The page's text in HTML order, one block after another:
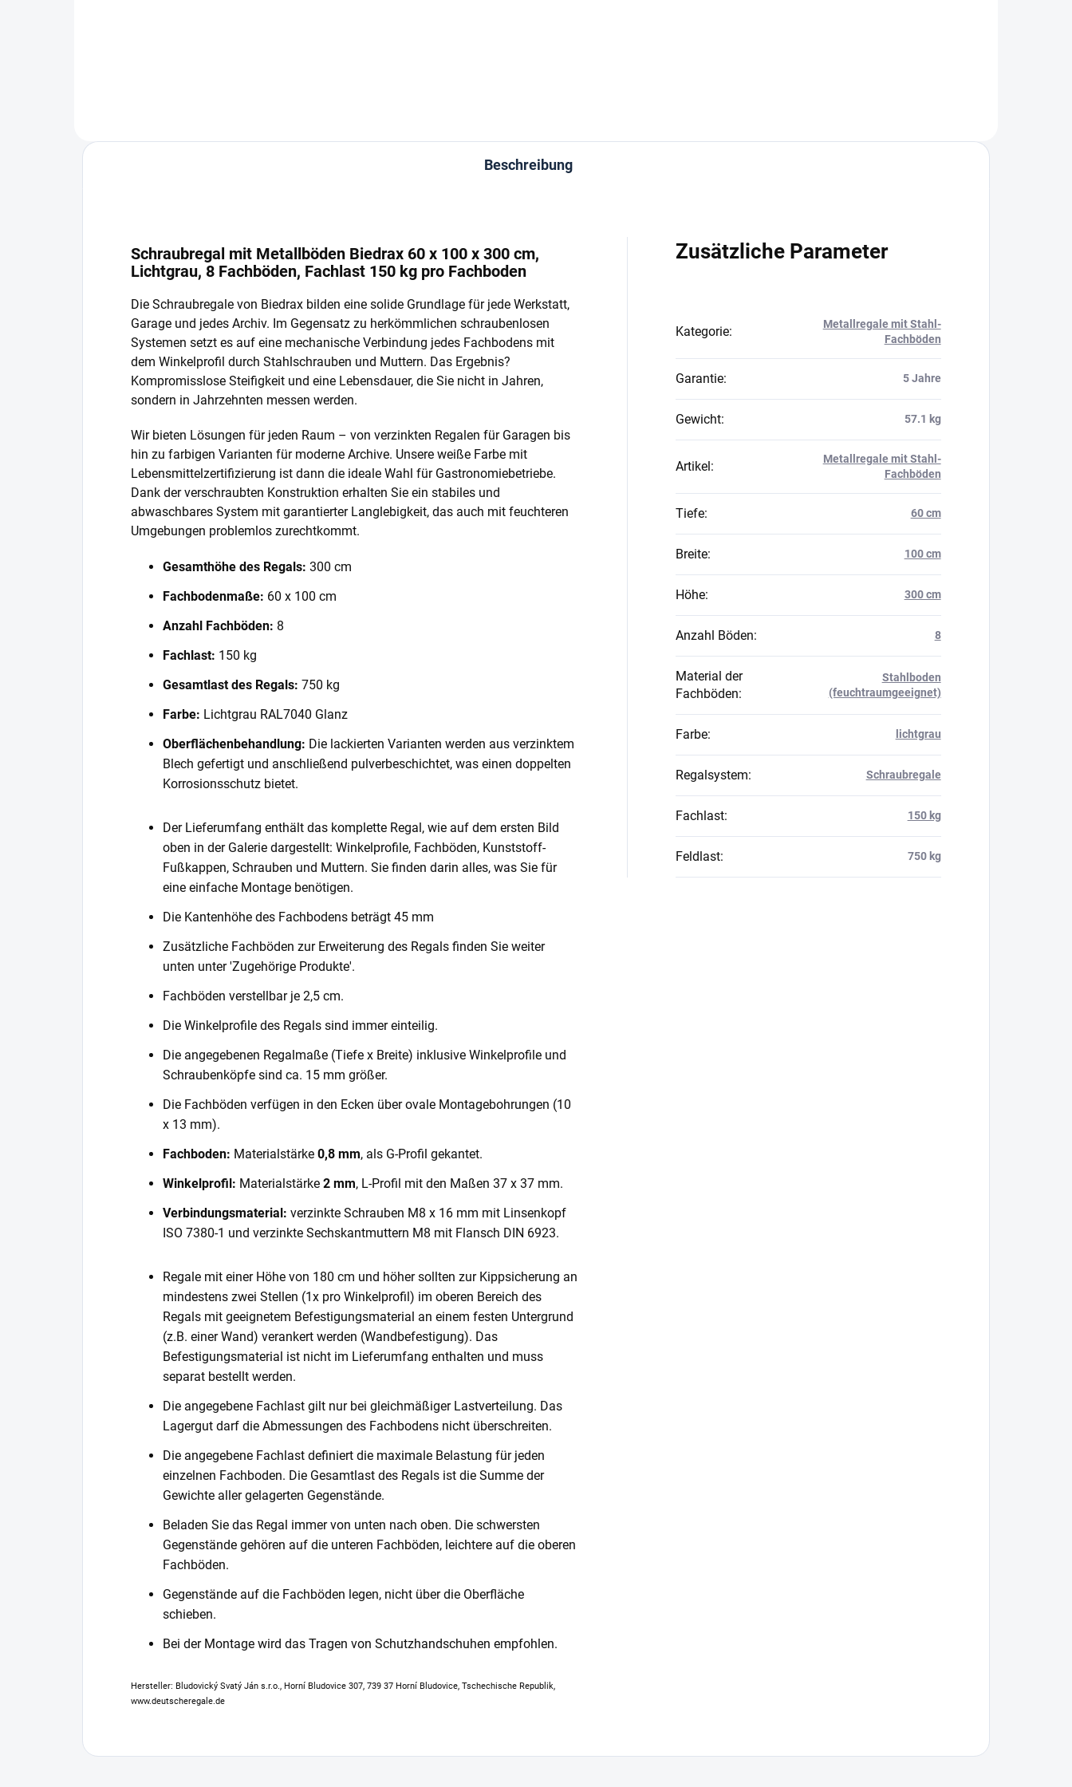
Beschreibung
Schraubregal mit Metallböden Biedrax 60 x 100 x 300 cm,
Lichtgrau, 8 Fachböden, Fachlast 150 kg pro Fachboden
Die Schraubregale von Biedrax bilden eine solide Grundlage für jede Werkstatt,
Garage und jedes Archiv. Im Gegensatz zu herkömmlichen schraubenlosen
Systemen setzt es auf eine mechanische Verbindung jedes Fachbodens mit
dem Winkelprofil durch Stahlschrauben und Muttern. Das Ergebnis?
Kompromisslose Steifigkeit und eine Lebensdauer, die Sie nicht in Jahren,
sondern in Jahrzehnten messen werden.
Wir bieten Lösungen für jeden Raum – von verzinkten Regalen für Garagen bis
hin zu farbigen Varianten für moderne Archive. Unsere weiße Farbe mit
Lebensmittelzertifizierung ist dann die ideale Wahl für Gastronomiebetriebe.
Dank der verschraubten Konstruktion erhalten Sie ein stabiles und
abwaschbares System mit garantierter Langlebigkeit, das auch mit feuchteren
Umgebungen problemlos zurechtkommt.
Gesamthöhe des Regals: 300 cm
Fachbodenmaße: 60 x 100 cm
Anzahl Fachböden: 8
Fachlast: 150 kg
Gesamtlast des Regals: 750 kg
Farbe: Lichtgrau RAL7040 Glanz
Oberflächenbehandlung: Die lackierten Varianten werden aus verzinktem
Blech gefertigt und anschließend pulverbeschichtet, was einen doppelten
Korrosionsschutz bietet.
Der Lieferumfang enthält das komplette Regal, wie auf dem ersten Bild
oben in der Galerie dargestellt: Winkelprofile, Fachböden, Kunststoff-
Fußkappen, Schrauben und Muttern. Sie finden darin alles, was Sie für
eine einfache Montage benötigen.
Die Kantenhöhe des Fachbodens beträgt 45 mm
Zusätzliche Fachböden zur Erweiterung des Regals finden Sie weiter
unten unter 'Zugehörige Produkte'.
Fachböden verstellbar je 2,5 cm.
Die Winkelprofile des Regals sind immer einteilig.
Die angegebenen Regalmaße (Tiefe x Breite) inklusive Winkelprofile und
Schraubenköpfe sind ca. 15 mm größer.
Die Fachböden verfügen in den Ecken über ovale Montagebohrungen (10
x 13 mm).
Fachboden: Materialstärke 0,8 mm, als G-Profil gekantet.
Winkelprofil: Materialstärke 2 mm, L-Profil mit den Maßen 37 x 37 mm.
Verbindungsmaterial: verzinkte Schrauben M8 x 16 mm mit Linsenkopf
ISO 7380-1 und verzinkte Sechskantmuttern M8 mit Flansch DIN 6923.
Regale mit einer Höhe von 180 cm und höher sollten zur Kippsicherung an
mindestens zwei Stellen (1x pro Winkelprofil) im oberen Bereich des
Regals mit geeignetem Befestigungsmaterial an einem festen Untergrund
(z.B. einer Wand) verankert werden (Wandbefestigung). Das
Befestigungsmaterial ist nicht im Lieferumfang enthalten und muss
separat bestellt werden.
Die angegebene Fachlast gilt nur bei gleichmäßiger Lastverteilung. Das
Lagergut darf die Abmessungen des Fachbodens nicht überschreiten.
Die angegebene Fachlast definiert die maximale Belastung für jeden
einzelnen Fachboden. Die Gesamtlast des Regals ist die Summe der
Gewichte aller gelagerten Gegenstände.
Beladen Sie das Regal immer von unten nach oben. Die schwersten
Gegenstände gehören auf die unteren Fachböden, leichtere auf die oberen
Fachböden.
Gegenstände auf die Fachböden legen, nicht über die Oberfläche
schieben.
Bei der Montage wird das Tragen von Schutzhandschuhen empfohlen.
Hersteller: Bludovický Svatý Ján s.r.o., Horní Bludovice 307, 739 37 Horní Bludovice, Tschechische Republik,
www.deutscheregale.de
Zusätzliche Parameter
Kategorie:
Metallregale mit Stahl-
Fachböden
Garantie: 5 Jahre
Gewicht: 57.1 kg
Artikel:
Metallregale mit Stahl-
Fachböden
Tiefe: 60 cm
Breite: 100 cm
Höhe: 300 cm
Anzahl Böden: 8
Material der
Fachböden:
Stahlboden
(feuchtraumgeeignet)
Farbe: lichtgrau
Regalsystem: Schraubregale
Fachlast: 150 kg
Feldlast: 750 kg